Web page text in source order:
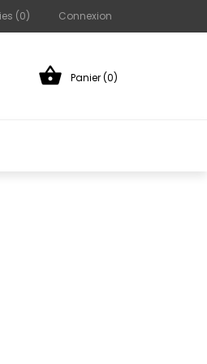
(0) Connexion
 Panier (0)